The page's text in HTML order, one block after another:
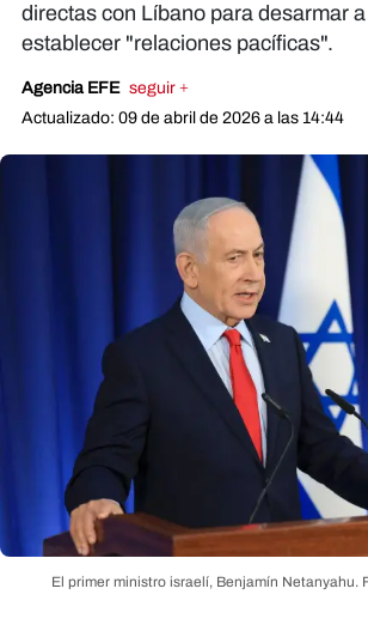
directas con Líbano para desarmar
establecer "relaciones pacíficas".
Agencia EFE seguir +
Actualizado: 09 de abril de 2026 a las 14:44
El primer ministro israelí, Benjamín Netanyahu.